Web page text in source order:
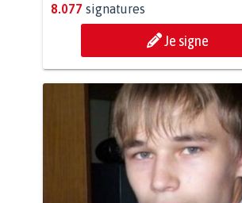
8.077 signatures
Je signe